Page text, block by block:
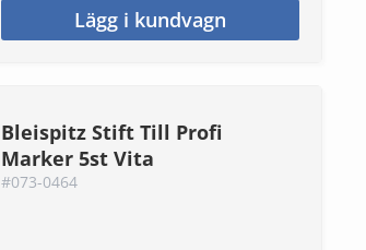
Lägg i kundvagn
Bleispitz Stift Till Profi
Marker 5st Vita
#073-0464